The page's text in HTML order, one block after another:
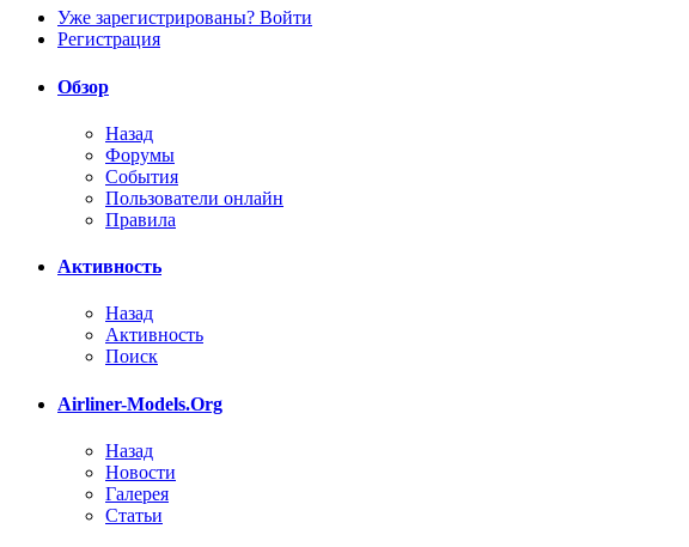
Уже зарегистрированы? Войти
Регистрация
Обзор
Назад
Форумы
События
Пользователи онлайн
Правила
Активность
Назад
Активность
Поиск
Airliner-Models.Org
Назад
Новости
Галерея
Статьи